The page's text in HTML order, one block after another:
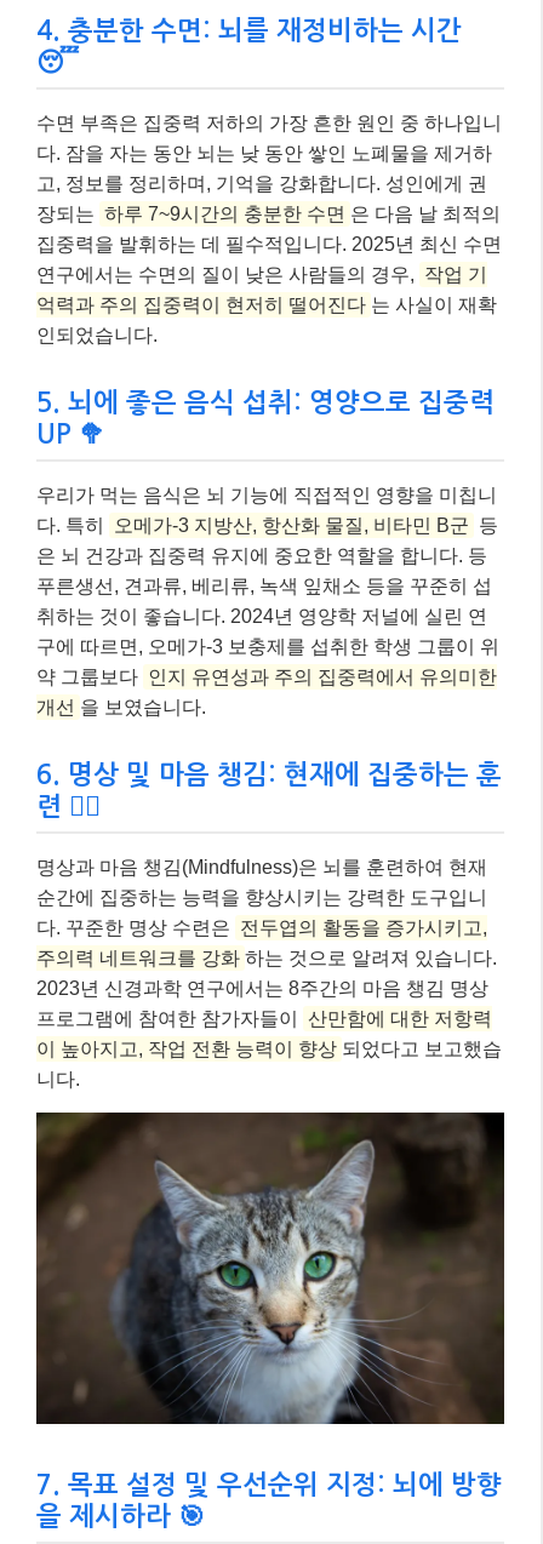
4. 충분한 수면: 뇌를 재정비하는 시간
😴
수면 부족은 집중력 저하의 가장 흔한 원인 중 하나입니
다. 잠을 자는 동안 뇌는 낮 동안 쌓인 노폐물을 제거하
고, 정보를 정리하며, 기억을 강화합니다. 성인에게 권
장되는 하루 7~9시간의 충분한 수면 은 다음 날 최적의
집중력을 발휘하는 데 필수적입니다. 2025년 최신 수면
연구에서는 수면의 질이 낮은 사람들의 경우, 작업 기
억력과 주의 집중력이 현저히 떨어진다 는 사실이 재확
인되었습니다.
5. 뇌에 좋은 음식 섭취: 영양으로 집중력
UP 🥦
우리가 먹는 음식은 뇌 기능에 직접적인 영향을 미칩니
다. 특히
오메가-3 지방산, 항산화 물질, 비타민 B군 등
은 뇌 건강과 집중력 유지에 중요한 역할을 합니다. 등
푸른생선, 견과류, 베리류, 녹색 잎채소 등을 꾸준히 섭
취하는 것이 좋습니다. 2024년 영양학 저널에 실린 연
구에 따르면, 오메가-3 보충제를 섭취한 학생 그룹이 위
약 그룹보다 인지 유연성과 주의 집중력에서 유의미한
개선 을 보였습니다.
6. 명상 및 마음 챙김: 현재에 집중하는 훈
련 🧘‍♀️
명상과 마음 챙김(Mindfulness)은 뇌를 훈련하여 현재
순간에 집중하는 능력을 향상시키는 강력한 도구입니
다. 꾸준한 명상 수련은 전두엽의 활동을 증가시키고,
주의력 네트워크를 강화 하는 것으로 알려져 있습니다.
2023년 신경과학 연구에서는 8주간의 마음 챙김 명상
프로그램에 참여한 참가자들이
산만함에 대한 저항력
이 높아지고, 작업 전환 능력이 향상 되었다고 보고했습
니다.
7. 목표 설정 및 우선순위 지정: 뇌에 방향
을 제시하라 🎯